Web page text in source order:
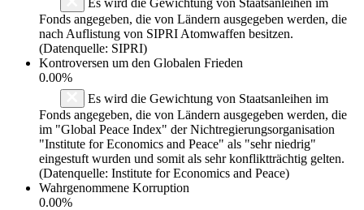
Fonds angegeben, die von Ländern ausgegeben werden, die
nach Auflistung von SIPRI Atomwaffen besitzen.
(Datenquelle: SIPRI)
Kontroversen um den Globalen Frieden
0.00%
Es wird die Gewichtung von Staatsanleihen im
Fonds angegeben, die von Ländern ausgegeben werden, die
im "Global Peace Index" der Nichtregierungsorganisation
"Institute for Economics and Peace" als "sehr niedrig"
eingestuft wurden und somit als sehr konfliktträchtig gelten.
(Datenquelle: Institute for Economics and Peace)
Wahrgenommene Korruption
0.00%